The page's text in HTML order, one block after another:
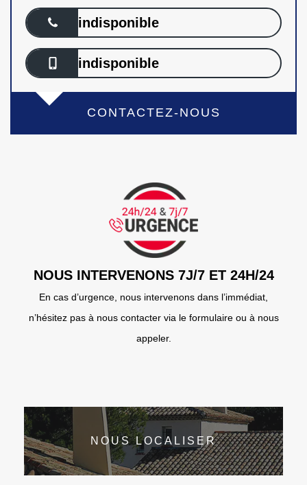
indisponible
indisponible
CONTACTEZ-NOUS
NOUS INTERVENONS 7J/7 ET 24H/24
En cas d’urgence, nous intervenons dans l’immédiat,
n’hésitez pas à nous contacter via le formulaire ou à nous
appeler.
NOUS LOCALISER